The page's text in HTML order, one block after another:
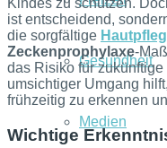
Gesundheit
Medien
ist entscheidend,
die sorgfältige
Zeckenprophylaxe-
das Risiko für
umsichtiger Umgang
frühzeitig zu erkennen
Wichtige